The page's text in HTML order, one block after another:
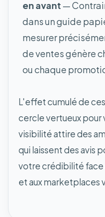
en avant —
dans un guide
mesurer
de ventes génère
ou chaque
L'effet cumulé de
cercle vertueux pour
visibilité attire des
qui laissent des avis
votre crédibilité face
et aux marketplaces